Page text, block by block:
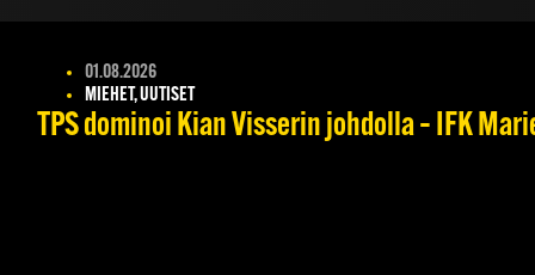
01.08.2026
MIEHET, UUTISET
TPS dominoi Kian Visserin johdolla – IFK